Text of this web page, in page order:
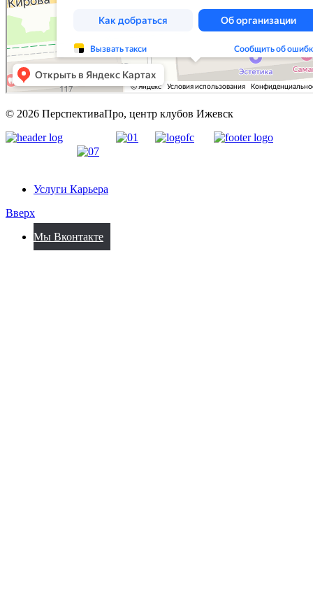
© 2026 ПерспективаПро, центр клубов Ижевск
Услуги Карьера
Вверх
Мы Вконтакте